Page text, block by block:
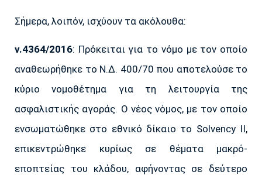
Σήμερα, λοιπόν, ισχύουν τα ακόλουθα:
ν.4364/2016: Πρόκειται για το νόμο με τον οποίο
αναθεωρήθηκε το Ν.Δ. 400/70 που αποτελούσε το
κύριο νομοθέτημα για τη λειτουργία της
ασφαλιστικής αγοράς. Ο νέος νόμος, με τον οποίο
ενσωματώθηκε στο εθνικό δίκαιο το Solvency II,
επικεντρώθηκε κυρίως σε θέματα μακρό-
εποπτείας του κλάδου, αφήνοντας σε δεύτερο